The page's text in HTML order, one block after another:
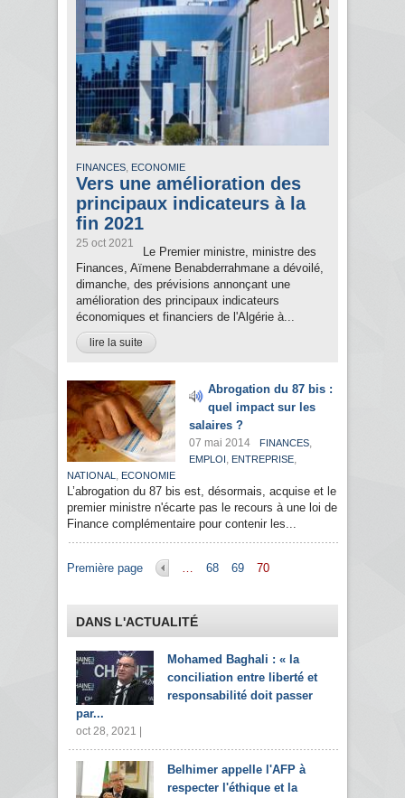
FINANCES, ECONOMIE
Vers une amélioration des
principaux indicateurs à la
fin 2021
25 oct 2021
Le Premier ministre, ministre des
Finances, Aïmene Benabderrahmane a dévoilé,
dimanche, des prévisions annonçant une
amélioration des principaux indicateurs
économiques et financiers de l'Algérie à...
lire la suite
Abrogation du 87 bis :
quel impact sur les
salaires ?
07 mai 2014 FINANCES,
EMPLOI , ENTREPRISE,
NATIONAL , ECONOMIE
L’abrogation du 87 bis est, désormais, acquise et le
premier ministre n'écarte pas le recours à une loi de
Finance complémentaire pour contenir les...
Pages
Première page … 68 69 70
DANS L'ACTUALITÉ
Mohamed Baghali : « la
conciliation entre liberté et
responsabilité doit passer
par...
oct 28, 2021 |
Belhimer appelle l'AFP à
respecter l'éthique et la